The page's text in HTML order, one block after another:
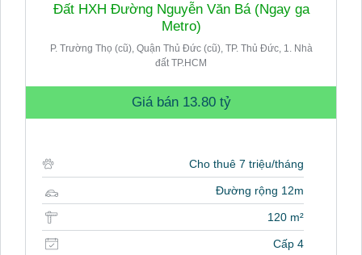
Đất HXH Đường Nguyễn Văn Bá (Ngay ga
Metro)
P. Trường Thọ (cũ), Quận Thủ Đức (cũ), TP. Thủ Đức, 1. Nhà
đất TP.HCM
Giá bán 13.80 tỷ
Cho thuê 7 triệu/tháng
Đường rộng 12m
120 m²
Cấp 4